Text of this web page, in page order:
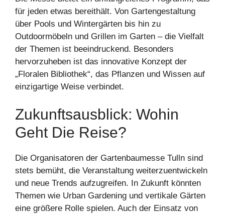
für jeden etwas bereithält. Von Gartengestaltung
über Pools und Wintergärten bis hin zu
Outdoormöbeln und Grillen im Garten – die Vielfalt
der Themen ist beeindruckend. Besonders
hervorzuheben ist das innovative Konzept der
„Floralen Bibliothek“, das Pflanzen und Wissen auf
einzigartige Weise verbindet.
Zukunftsausblick: Wohin
Geht Die Reise?
Die Organisatoren der Gartenbaumesse Tulln sind
stets bemüht, die Veranstaltung weiterzuentwickeln
und neue Trends aufzugreifen. In Zukunft könnten
Themen wie Urban Gardening und vertikale Gärten
eine größere Rolle spielen. Auch der Einsatz von